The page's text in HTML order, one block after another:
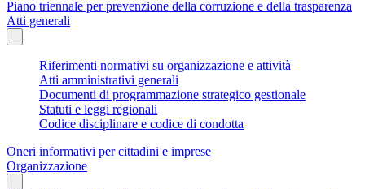
Piano triennale per prevenzione della corruzione e della trasparenza
Atti generali
Riferimenti normativi su organizzazione e attività
Atti amministrativi generali
Documenti di programmazione strategico gestionale
Statuti e leggi regionali
Codice disciplinare e codice di condotta
Oneri informativi per cittadini e imprese
Organizzazione